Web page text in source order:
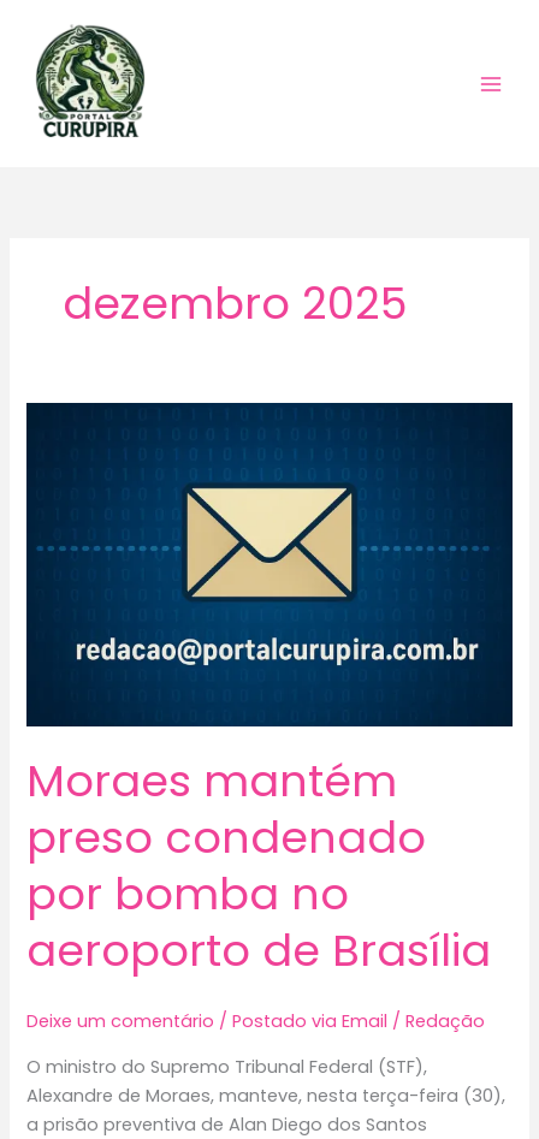
conteúdo
dezembro 2025
Moraes mantém
preso condenado
por bomba no
aeroporto de Brasília
Deixe um comentário /Postado via Email /Redação
O ministro do Supremo Tribunal Federal (STF),
Alexandre de Moraes, manteve, nesta terça-feira (30),
a prisão preventiva de Alan Diego dos Santos